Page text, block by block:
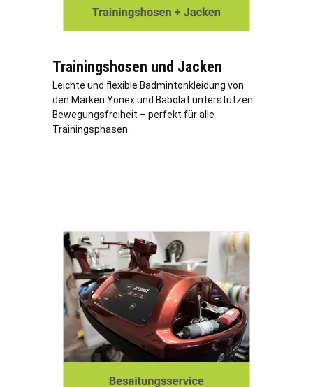
Trainingshosen und Jacken
Leichte und flexible Badmintonkleidung von
den Marken Yonex und Babolat unterstützen
Bewegungsfreiheit – perfekt für alle
Trainingsphasen.